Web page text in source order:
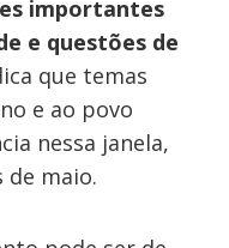
importantes
e questões de
que temas
e ao povo
nessa janela,
de maio.